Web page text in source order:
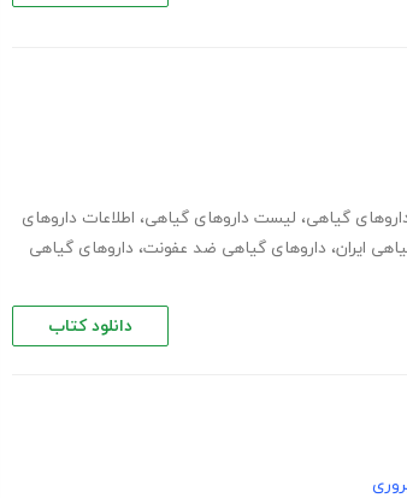
گیاهی، لیست داروهای گیاهی، اطلاعات داروهای
ایران، داروهای گیاهی ضد عفونت، داروهای گیاهی
دانلود کتاب